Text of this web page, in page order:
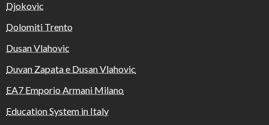
Djokovic
Dolomiti Trento
Dusan Vlahovic
Duvan Zapata e Dusan Vlahovic
EA7 Emporio Armani Milano
Education System in Italy